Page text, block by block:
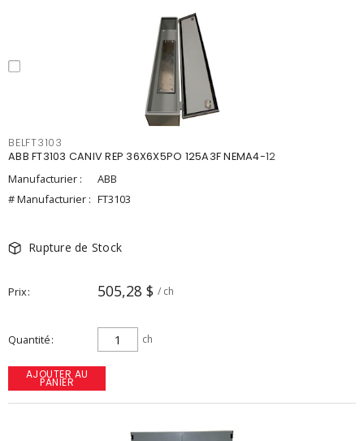
BELFT3103
ABB FT3103 CANIV REP 36X6X5PO 125A3F NEMA4-12
Manufacturier :
ABB
# Manufacturier : FT3103
Rupture de Stock
Prix 505,28 $ / ch
Quantité ch
AJOUTER AU
PANIER